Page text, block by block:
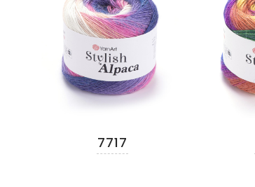
7717